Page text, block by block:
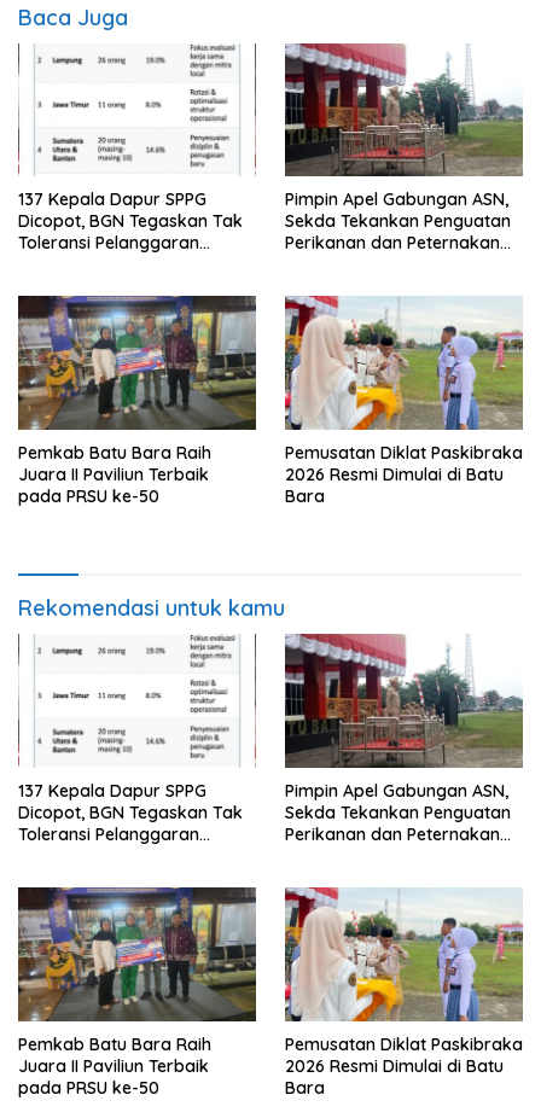
Baca Juga
137 Kepala Dapur SPPG
Dicopot, BGN Tegaskan Tak
Toleransi Pelanggaran
Pimpin Apel Gabungan ASN,
Sekda Tekankan Penguatan
Perikanan dan Peternakan
Pemkab Batu Bara Raih
Juara II Paviliun Terbaik
pada PRSU ke-50
Pemusatan Diklat Paskibraka
2026 Resmi Dimulai di Batu
Bara
Rekomendasi untuk kamu
137 Kepala Dapur SPPG
Dicopot, BGN Tegaskan Tak
Toleransi Pelanggaran
Pimpin Apel Gabungan ASN,
Sekda Tekankan Penguatan
Perikanan dan Peternakan
Pemkab Batu Bara Raih
Juara II Paviliun Terbaik
pada PRSU ke-50
Pemusatan Diklat Paskibraka
2026 Resmi Dimulai di Batu
Bara